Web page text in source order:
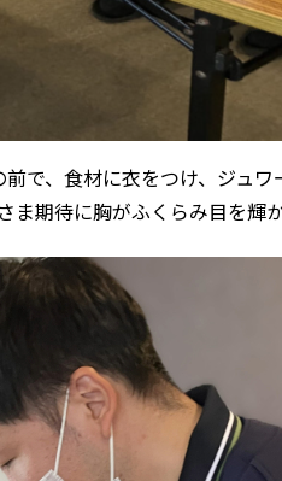
で、食材に衣をつけ、ジュワ
期待に胸がふくらみ目を輝